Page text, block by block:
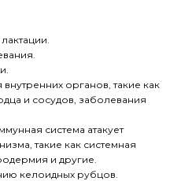
органов, такие как
и сосудов, заболевания
система атакует
такие как системная
и другие.
келоидных рубцов.